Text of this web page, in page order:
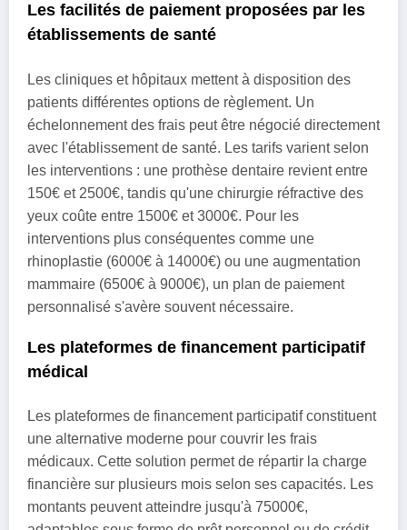
Les facilités de paiement proposées par les
établissements de santé
Les cliniques et hôpitaux mettent à disposition des
patients différentes options de règlement. Un
échelonnement des frais peut être négocié directement
avec l'établissement de santé. Les tarifs varient selon
les interventions : une prothèse dentaire revient entre
150€ et 2500€, tandis qu'une chirurgie réfractive des
yeux coûte entre 1500€ et 3000€. Pour les
interventions plus conséquentes comme une
rhinoplastie (6000€ à 14000€) ou une augmentation
mammaire (6500€ à 9000€), un plan de paiement
personnalisé s'avère souvent nécessaire.
Les plateformes de financement participatif
médical
Les plateformes de financement participatif constituent
une alternative moderne pour couvrir les frais
médicaux. Cette solution permet de répartir la charge
financière sur plusieurs mois selon ses capacités. Les
montants peuvent atteindre jusqu'à 75000€,